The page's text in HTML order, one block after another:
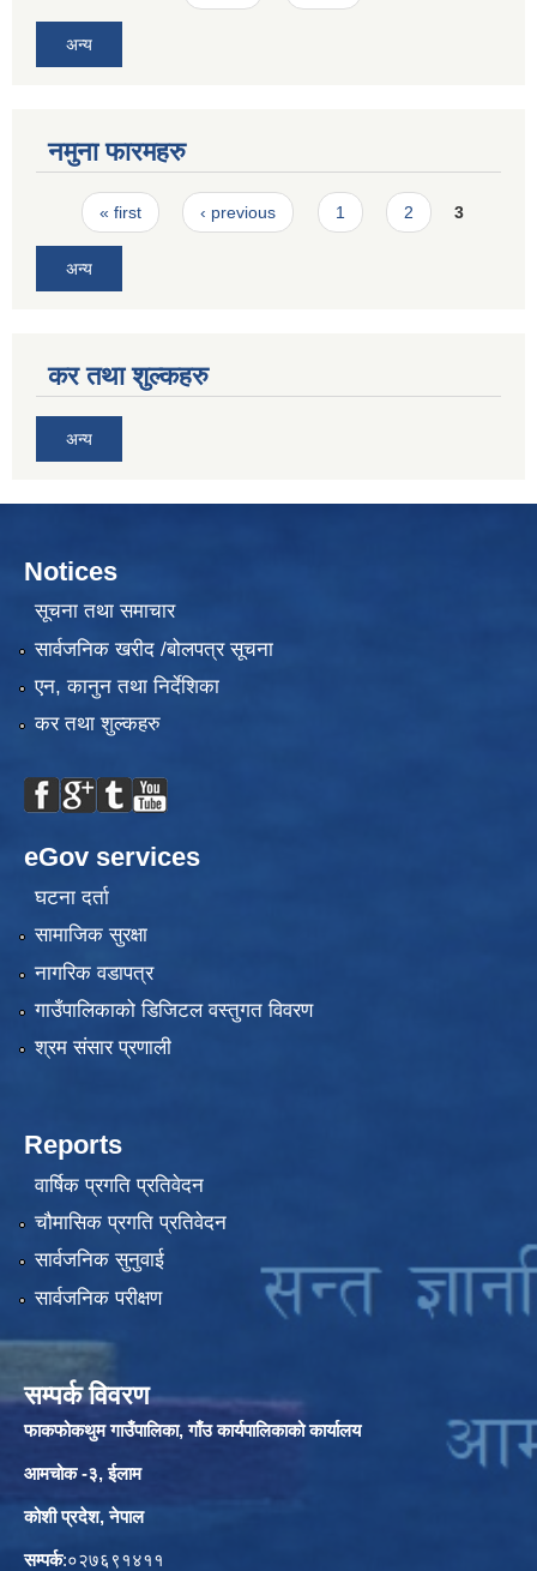
अन्य
नमुना फारमहरु
Pages
« first ‹ previous 1 2 3
अन्य
कर तथा शुल्कहरु
अन्य
Notices
सूचना तथा समाचार
सार्वजनिक खरीद /बोलपत्र सूचना
एन, कानुन तथा निर्देशिका
कर तथा शुल्कहरु
eGov services
घटना दर्ता
सामाजिक सुरक्षा
नागरिक वडापत्र
गाउँपालिकाको डिजिटल वस्तुगत विवरण
श्रम संसार प्रणाली
Reports
वार्षिक प्रगति प्रतिवेदन
चौमासिक प्रगति प्रतिवेदन
सार्वजनिक सुनुवाई
सार्वजनिक परीक्षण
सम्पर्क विवरण
फाकफोकथुम गाउँपालिका, गाँउ कार्यपालिकाको कार्यालय
आमचोक -३, ईलाम
कोशी प्रदेश, नेपाल
सम्पर्क:०२७६९१४११